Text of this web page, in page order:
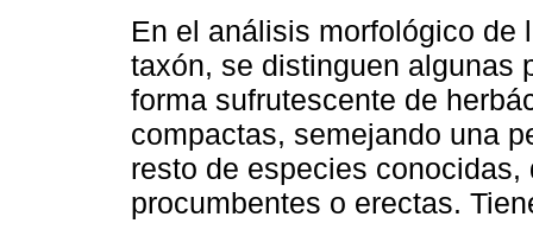
En el análisis morfológico de
taxón, se distinguen algunas
forma sufrutescente de
compactas, semejando una
resto de especies
procumbentes o erectas.